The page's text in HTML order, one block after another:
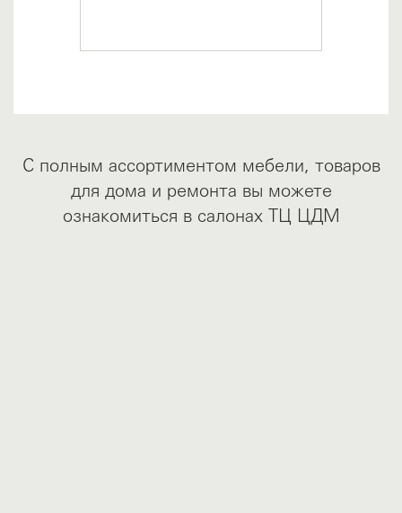
С полным ассортиментом мебели, товаров
для дома и ремонта вы можете
ознакомиться в салонах ТЦ ЦДМ